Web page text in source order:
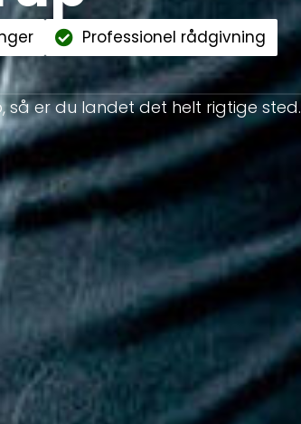
Professionel rådgivning
så er du landet det helt rigtige sted.